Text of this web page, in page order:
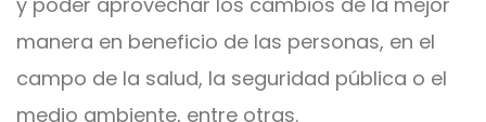
manera en beneficio de las personas, en el
campo de la salud, la seguridad pública o el
medio ambiente, entre otras.